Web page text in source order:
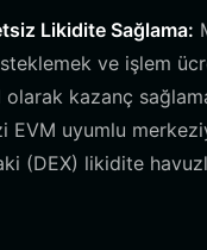
Likidite Sağlama:
ve işlem
olarak kazanç
EVM uyumlu
(DEX) likidite